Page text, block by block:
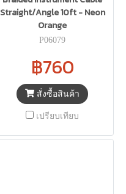
Straight/Angle 10ft - Neon
Orange
P06079
฿760
สั่งซื้อสินค้า
เปรียบเทียบ